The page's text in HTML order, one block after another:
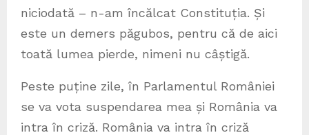
niciodată – n-am încălcat Constituția. Și
este un demers păgubos, pentru că de aici
toată lumea pierde, nimeni nu câștigă.
Peste puține zile, în Parlamentul României
se va vota suspendarea mea și România va
intra în criză. România va intra în criză